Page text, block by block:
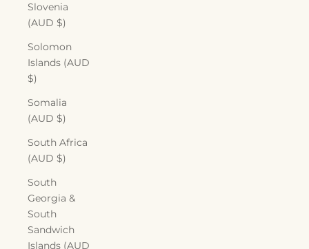
Slovenia
(AUD $)
Solomon
Islands (AUD
$)
Somalia
(AUD $)
South Africa
(AUD $)
South
Georgia &
South
Sandwich
Islands (AUD